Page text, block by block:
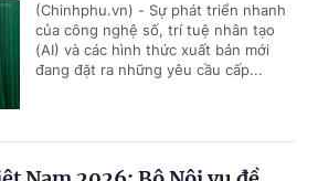
(Chinhphu.vn) - Sự phát triển nhanh
của công nghệ số, trí tuệ nhân tạo
(AI) và các hình thức xuất bản mới
đang đặt ra những yêu cầu cấp...